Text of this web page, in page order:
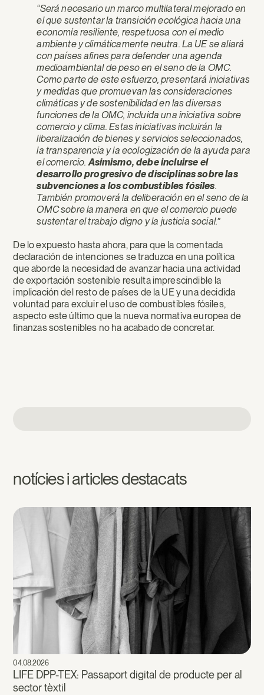
“Será necesario un marco multilateral mejorado en
el que sustentar la transición ecológica hacia una
economía resiliente, respetuosa con el medio
ambiente y climáticamente neutra. La UE se aliará
con países afines para defender una agenda
medioambiental de peso en el seno de la OMC.
Como parte de este esfuerzo, presentará iniciativas
y medidas que promuevan las consideraciones
climáticas y de sostenibilidad en las diversas
funciones de la OMC, incluida una iniciativa sobre
comercio y clima. Estas iniciativas incluirán la
liberalización de bienes y servicios seleccionados,
la transparencia y la ecologización de la ayuda para
el comercio. Asimismo, debe incluirse el
desarrollo progresivo de disciplinas sobre las
subvenciones a los combustibles fósiles.
También promoverá la deliberación en el seno de la
OMC sobre la manera en que el comercio puede
sustentar el trabajo digno y la justicia social.”
De lo expuesto hasta ahora, para que la comentada
declaración de intenciones se traduzca en una política
que aborde la necesidad de avanzar hacia una actividad
de exportación sostenible resulta imprescindible la
implicación del resto de países de la UE y una decidida
voluntad para excluir el uso de combustibles fósiles,
aspecto este último que la nueva normativa europea de
finanzas sostenibles no ha acabado de concretar.
notícies i articles destacats
04.08.2026
LIFE DPP-TEX: Passaport digital de producte per al
sector tèxtil